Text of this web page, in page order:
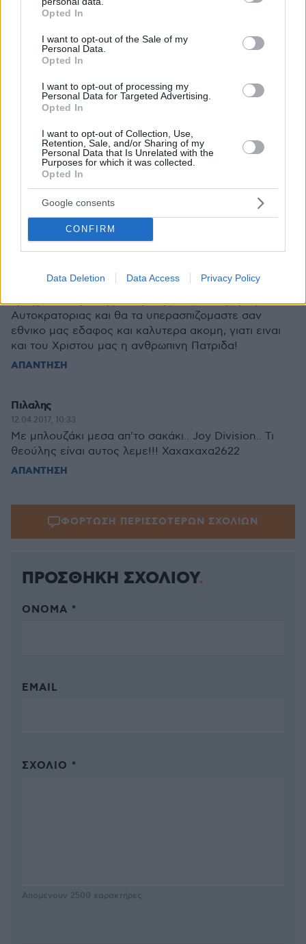
grant or deny consent to Google and its third-party tags to
use your data for below specified purposes in below Google
consent section.
Opted In
I want to opt-out of the Sale of my
Personal Data.
Opted In
I want to opt-out of processing my
Personal Data for Targeted Advertising.
Opted In
I want to opt-out of Collection, Use,
Retention, Sale, and/or Sharing of my
Personal Data that Is Unrelated with the
Purposes for which it was collected.
Opted In
Google consents
CONFIRM
Data Deletion Data Access Privacy Policy
Μας δουλεύει?
"Πουθενά στον πολιτισμένο κόσμο δεν έρχεται το
Άγιο Φως με τιμές αρχηγού κράτους"!! ..... Ε και? Τί
καλά ο τύπος? Το Τζατζικιστάν μονο με το Πακιστάν,
το Ιράν , και το Ιράκ μπορει να συγκριθει, τι δουλειά
ρε άνθρωπε?
ΑΠΑΝΤΗΣΗ
12.04.2017, 11:55
Τα Π α τ ρ ι α ρ χ ε ι α με τις παραδοσεις τους
διαλαλουν ακομη τη Δοξα του ελληνοχρισιανικου
Πολιτισμου ως τα περατα της Οικουμενης.Ειναι ζωσα
πραγματικοτητα της ελληνικης Βυζαντινης μας
Αυτοκρατοριας και θα τα υπερασπιζομαστε σαν
εθνικο μας εδαφος και καλυτερα ακομη, γιατι ειναι
και του Χριστου μας η ανθρωπινη Πατριδα!
ΑΠΑΝΤΗΣΗ
Πιλαλης
12.04.2017, 10:33
Με μπλουζάκι μεσα απ'το σακάκι.. Joy Division.. Τι
θεούλης είναι αυτος λεμε!!! Χαχαχαχα2622
ΑΠΑΝΤΗΣΗ
ΦΟΡΤΩΣΗ ΠΕΡΙΣΣΟΤΕΡΩΝ ΣΧΟΛΙΩΝ
ΠΡΟΣΘΗΚΗ ΣΧΟΛΙΟΥ
ΌΝΟΜΑ *
EMAIL
ΣΧΌΛΙΟ *
Απομένουν 2500 χαρακτήρες